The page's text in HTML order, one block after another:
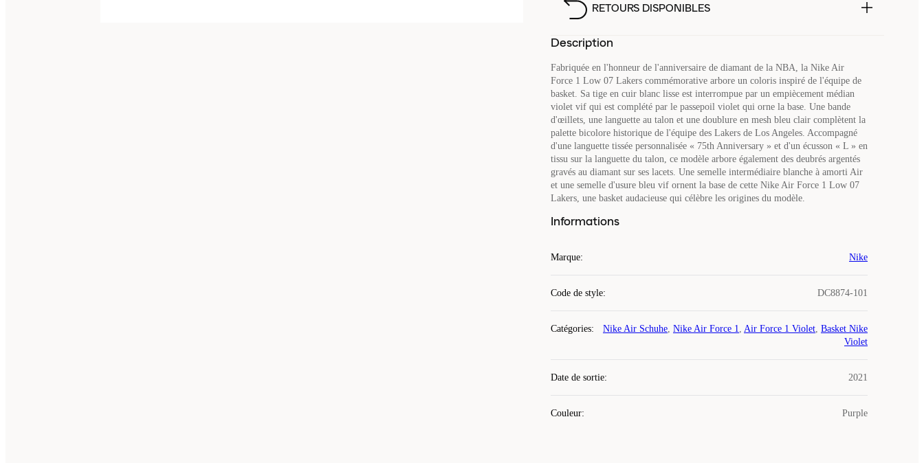
RETOURS DISPONIBLES
Description
Fabriquée en l'honneur de l'anniversaire de diamant de la NBA, la Nike Air
Force 1 Low 07 Lakers commémorative arbore un coloris inspiré de l'équipe de
basket. Sa tige en cuir blanc lisse est interrompue par un empiècement médian
violet vif qui est complété par le passepoil violet qui orne la base. Une bande
d'œillets, une languette au talon et une doublure en mesh bleu clair complètent la
palette bicolore historique de l'équipe des Lakers de Los Angeles. Accompagné
d'une languette tissée personnalisée « 75th Anniversary » et d'un écusson « L » en
tissu sur la languette du talon, ce modèle arbore également des deubrés argentés
gravés au diamant sur ses lacets. Une semelle intermédiaire blanche à amorti Air
et une semelle d'usure bleu vif ornent la base de cette Nike Air Force 1 Low 07
Lakers, une basket audacieuse qui célèbre les origines du modèle.
Informations
Marque: Nike
Code de style: DC8874-101
Catégories: Nike Air Schuhe, Nike Air Force 1, Air Force 1 Violet, Basket Nike
Violet
Date de sortie: 2021
Couleur: Purple